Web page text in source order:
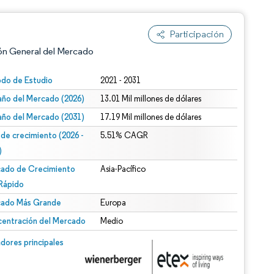
Participación
General del Mercado
de Estudio 2021 - 2031
del Mercado (2026) 13.01 Mil millones de dólares
del Mercado (2031) 17.19 Mil millones de dólares
de crecimiento (2026 -
5.51% CAGR
de Crecimiento
Asia-Pacífico
Más Grande Europa
del Mercado Medio
principales
© Mordor Intelligence. El uso requiere atribución según CC BY 4.0.
CC BY 4.0.